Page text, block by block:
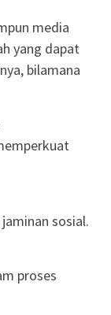
media
yang dapat
bilamana
sosial.
proses